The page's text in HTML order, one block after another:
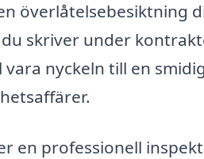
överlåtelsebesiktning
skriver under
nyckeln till en
en professionell